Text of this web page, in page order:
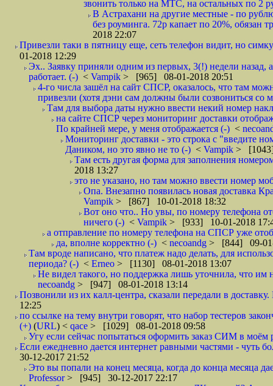
звонить только на МТС, на остальных по 2
В Астрахани на другие местные - по
без роуминга. 72р капает по 20%, обязан
2018 22:07
Привезли таки в пятницу еще, сеть телефон видит, но
01-2018 12:29
Эх.. Заявку приняли одним из первых, 3(!) недели назад,
работает. (-) < Vampik > [965] 08-01-2018 20:51
4-го числа зашёл на сайт СПСР, оказалось, что там
привезли (хотя дэни сам должны были созвониться со
Там для выбора даты нужно ввести некий номер
на сайте СПСР через мониторинг доставки
По крайней мере, у меня отображается (-) <
Мониторинг доставки - это строка с "введите
Даником, но это явно не то (-) < Vampik >
Там есть другая форма для заполнения
2018 13:27
это не указано, но там можно ввести номер
Опа. Внезапно появилась новая доставка
Vampik > [867] 10-01-2018 18:32
Вот оно что.. Но увы, по номеру телефона
ничего (-) < Vampik > [933] 10-01-2018
а отправление по номеру телефона на СПСР уже
да, вполне корректно (-) < necoandg > [844] 09-01-
Там вроде написано, что платеж надо делать, для
периода? (-) < Erneo > [1130] 08-01-2018 13:07
Не видел такого, но поддержка лишь уточнила, что
necoandg > [947] 08-01-2018 13:14
Позвонили из их калл-центра, сказали передали в
12:25
по ссылке на тему внутри говорят, что набор тестеров
(+) (URL) < qace > [1029] 08-01-2018 09:58
Угу если сейчас попытаться оформить заказ СИМ в моём
Если ежедневно дается интернет равными частями - чуть
30-12-2017 21:52
Это вы попали на конец месяца, когда до конца месяца
Professor> [945] 30-12-2017 22:17